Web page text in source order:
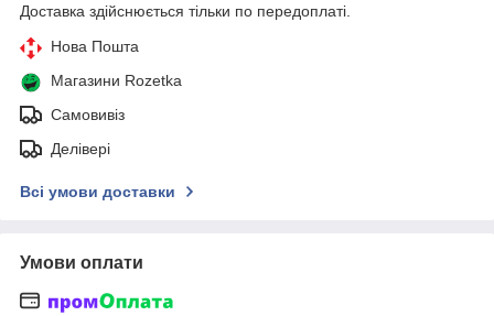
Доставка здійснюється тільки по передоплаті.
Нова Пошта
Магазини Rozetka
Самовивіз
Делівері
Всі умови доставки
Умови оплати